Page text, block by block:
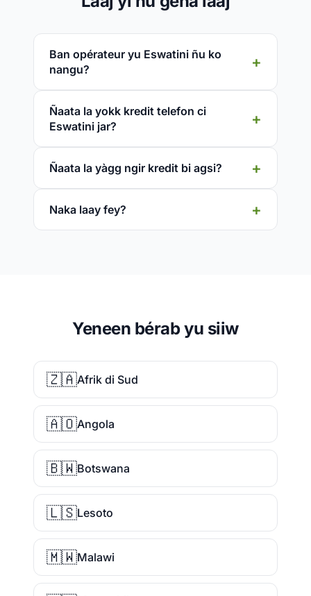
Ban opérateur yu Eswatini ñu ko
nangu?
Ñaata la yokk kredit telefon ci
Eswatini jar?
Ñaata la yàgg ngir kredit bi agsi?
Naka laay fey?
Yeneen bérab yu siiw
🇿🇦Afrik di Sud
🇦🇴Angola
🇧🇼Botswana
🇱🇸Lesoto
🇲🇼Malawi